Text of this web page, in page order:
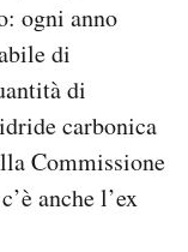
ogni anno
di
di
carbonica
Commissione
anche l’ex